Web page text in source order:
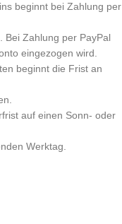
beginnt bei Zahlung per
Bei Zahlung per PayPal
eingezogen wird.
beginnt die Frist an
auf einen Sonn- oder
Werktag.